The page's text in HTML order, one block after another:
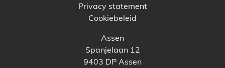
Privacy statement
Cookiebeleid
Assen
Spanjelaan 12
9403 DP Assen